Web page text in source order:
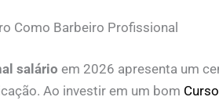
Como Barbeiro Profissional
salário em 2026 apresenta um
Ao investir em um bom